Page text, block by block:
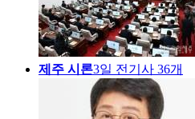
제주 시론3일 전 기사 36개